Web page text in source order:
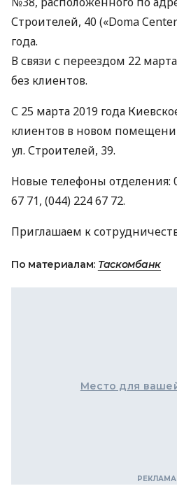
Строителей, 40 («Doma
года.
В связи с переездом 22
без клиентов.
С 25 марта 2019 года
клиентов в новом
ул. Строителей, 39.
Новые телефоны отделения:
67 71, (044) 224 67 72.
Приглашаем к
По материалам: Таскомбанк
Место для